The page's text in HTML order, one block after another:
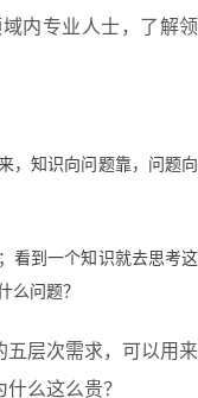
内专业人士，了解领
，知识向问题靠，问题向
看到一个知识就去思考这
么问题？
五层次需求，可以用来
么这么贵？